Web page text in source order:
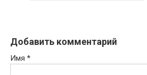
Добавить комментарий
Имя *